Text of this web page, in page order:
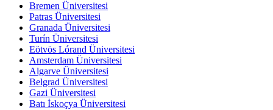
Bremen Üniversitesi
Patras Üniversitesi
Granada Üniversitesi
Turín Üniversitesi
Eötvös Lórand Üniversitesi
Amsterdam Üniversitesi
Algarve Üniversitesi
Belgrad Üniversitesi
Gazi Üniversitesi
Batı İskoçya Üniversitesi